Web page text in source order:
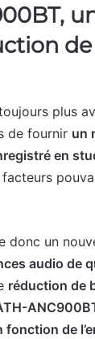
plus
de fournir un
en
donc un
audio de
réduction de
fonction de